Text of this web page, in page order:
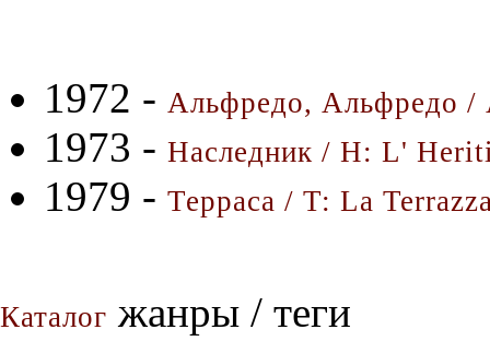
1972 - Альфредо, Альфредо
1973 - Наследник / H: L'
1979 - Терраса / T: La
Каталог жанры / теги